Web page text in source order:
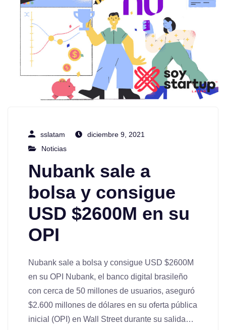
sslatam
diciembre 9, 2021
Noticias
Nubank sale a
bolsa y consigue
USD $2600M en su
OPI
Nubank sale a bolsa y consigue USD $2600M
en su OPI Nubank, el banco digital brasileño
con cerca de 50 millones de usuarios, aseguró
$2.600 millones de dólares en su oferta pública
inicial (OPI) en Wall Street durante su salida…